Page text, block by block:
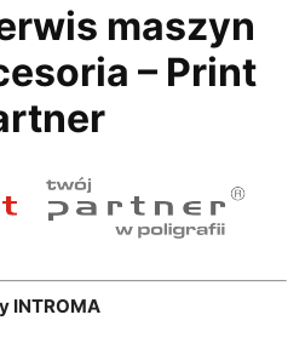
maszyn
– Print
INTROMA